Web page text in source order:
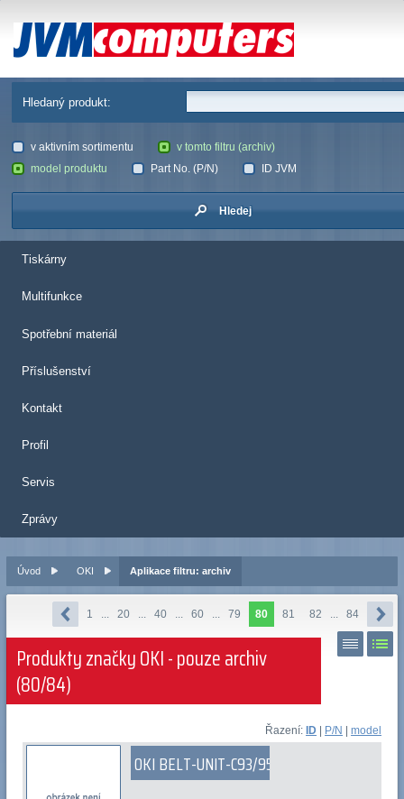
JVM Computers
Hledaný produkt:
v aktivním sortimentu
v tomto filtru (archiv)
model produktu
Part No. (P/N) ID JVM
Hledej
Tiskárny
Multifunkce
Spotřební materiál
Příslušenství
Kontakt
Profil
Servis
Zprávy
Úvod OKI Aplikace filtru: archiv
1 ... 20 ... 40 ... 60 ... 79 80 81 82 ... 84
Produkty značky OKI - pouze archiv
(80/84)
Řazení: ID P/N |model
OKI BELT-UNIT-C93/95